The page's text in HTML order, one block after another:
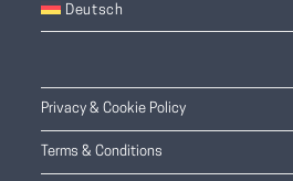
Deutsch
Privacy & Cookie Policy
Terms & Conditions